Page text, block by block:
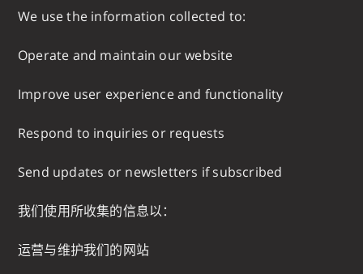
We use the information collected to:
Operate and maintain our website
Improve user experience and functionality
Respond to inquiries or requests
Send updates or newsletters if subscribed
我们使用所收集的信息以：
运营与维护我们的网站